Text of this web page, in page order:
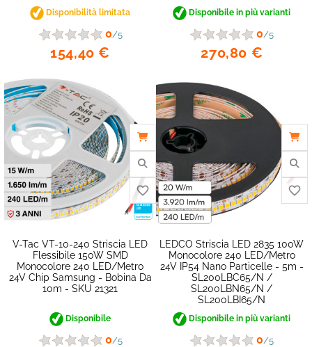
Disponibilità limitata
0/5
154,40 €
Disponibile in più varianti
0/5
270,80 €
V-Tac VT-10-240 Striscia LED
Flessibile 150W SMD
Monocolore 240 LED/metro
24V Chip Samsung - Bobina Da
10m - SKU 21321
Disponibile
0/5
LEDCO Striscia LED 2835 100W
Monocolore 240 LED/metro
24V IP54 Nano Particelle - 5m -
SL200LBC65/N /
SL200LBN65/N /
SL200LBI65/N
Disponibile in più varianti
0/5